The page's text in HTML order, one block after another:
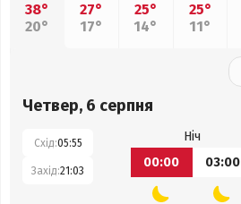
38°
20°
27°
17°
25°
14°
25°
11°
Четвер, 6 серпня
Схід:05:55
Захід:21:03
Ніч
00:00
03:00